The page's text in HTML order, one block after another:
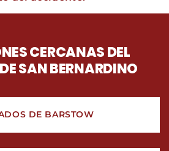
CERCANAS DEL
SAN BERNARDINO
DE BARSTOW